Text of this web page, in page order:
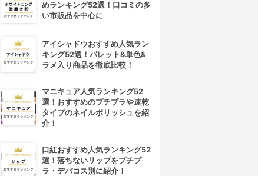
めランキング52選！口コミの多
い市販品を中心に
アイシャドウおすすめ人気ラン
キング52選！パレット&単色&
ラメ入り商品を徹底比較！
マニキュア人気ランキング52
選！おすすめのプチプラや速乾
タイプのネイルポリッシュを紹
介！
口紅おすすめ人気ランキング52
選！落ちないリップをプチプ
ラ・デパコス別に紹介！